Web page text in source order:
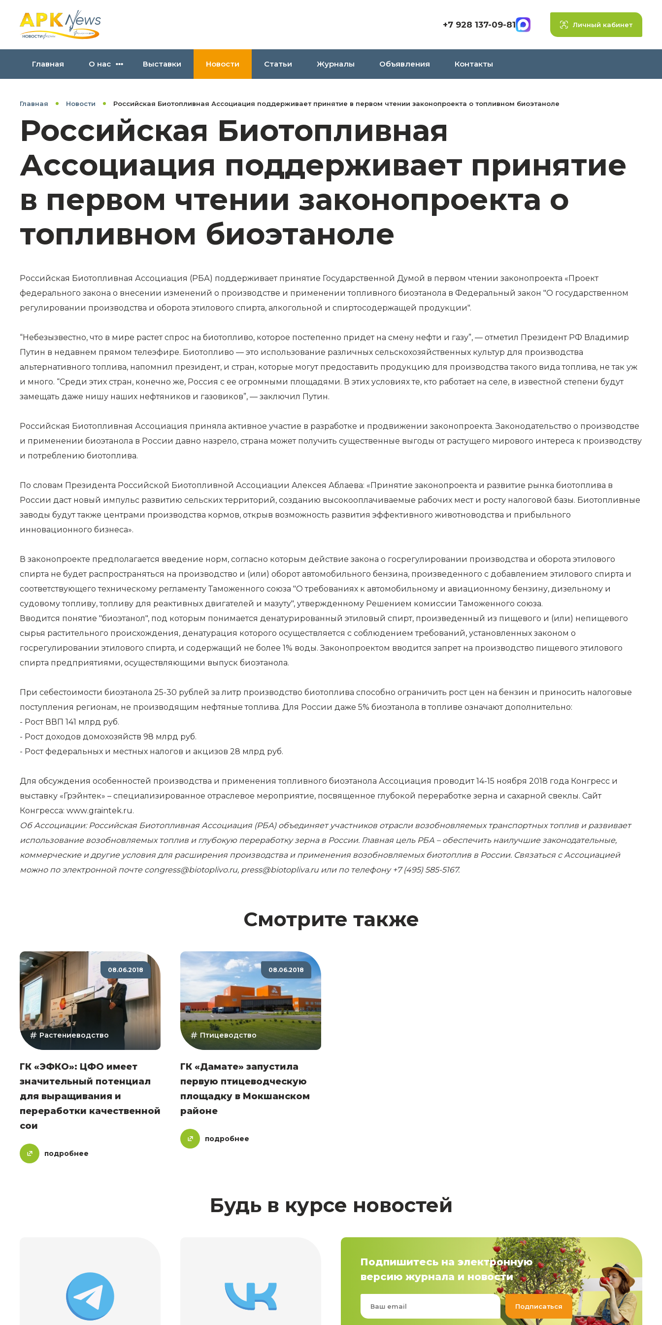
+7 928 137-09-81 Личный кабинет
Главная О нас Выставки Новости Статьи Журналы Объявления Контакты
Главная Новости Российская Биотопливная Ассоциация поддерживает принятие в первом чтении законопроекта о топливном биоэтаноле
Российская Биотопливная
Ассоциация поддерживает принятие
в первом чтении законопроекта о
топливном биоэтаноле
Российская Биотопливная Ассоциация (РБА) поддерживает принятие Государственной Думой в первом чтении законопроекта «Проект
федерального закона о внесении изменений о производстве и применении топливного биоэтанола в Федеральный закон "О государственном
регулировании производства и оборота этилового спирта, алкогольной и спиртосодержащей продукции".
“Небезызвестно, что в мире растет спрос на биотопливо, которое постепенно придет на смену нефти и газу”, — отметил Президент РФ Владимир
Путин в недавнем прямом телеэфире. Биотопливо — это использование различных сельскохозяйственных культур для производства
альтернативного топлива, напомнил президент, и стран, которые могут предоставить продукцию для производства такого вида топлива, не так уж
и много. “Среди этих стран, конечно же, Россия с ее огромными площадями. В этих условиях те, кто работает на селе, в известной степени будут
замещать даже нишу наших нефтяников и газовиков”, — заключил Путин.
Российская Биотопливная Ассоциация приняла активное участие в разработке и продвижении законопроекта. Законодательство о производстве
и применении биоэтанола в России давно назрело, страна может получить существенные выгоды от растущего мирового интереса к производству
и потреблению биотоплива.
По словам Президента Российской Биотопливной Ассоциации Алексея Аблаева: «Принятие законопроекта и развитие рынка биотоплива в
России даст новый импульс развитию сельских территорий, созданию высокооплачиваемые рабочих мест и росту налоговой базы. Биотопливные
заводы будут также центрами производства кормов, открыв возможность развития эффективного животноводства и прибыльного
инновационного бизнеса».
В законопроекте предполагается введение норм, согласно которым действие закона о госрегулировании производства и оборота этилового
спирта не будет распространяться на производство и (или) оборот автомобильного бензина, произведенного с добавлением этилового спирта и
соответствующего техническому регламенту Таможенного союза "О требованиях к автомобильному и авиационному бензину, дизельному и
судовому топливу, топливу для реактивных двигателей и мазуту", утвержденному Решением комиссии Таможенного союза.
Вводится понятие "биоэтанол", под которым понимается денатурированный этиловый спирт, произведенный из пищевого и (или) непищевого
сырья растительного происхождения, денатурация которого осуществляется с соблюдением требований, установленных законом о
госрегулировании этилового спирта, и содержащий не более 1% воды. Законопроектом вводится запрет на производство пищевого этилового
спирта предприятиями, осуществляющими выпуск биоэтанола.
При себестоимости биоэтанола 25-30 рублей за литр производство биотоплива способно ограничить рост цен на бензин и приносить налоговые
поступления регионам, не производящим нефтяные топлива. Для России даже 5% биоэтанола в топливе означают дополнительно:
- Рост ВВП 141 млрд руб.
- Рост доходов домохозяйств 98 млрд руб.
- Рост федеральных и местных налогов и акцизов 28 млрд руб.
Для обсуждения особенностей производства и применения топливного биоэтанола Ассоциация проводит14-15 ноября 2018 года Конгресс и
выставку «Грэйнтек» – специализированное отраслевое мероприятие, посвященное глубокой переработке зерна и сахарной свеклы. Сайт
Конгресса: www.graintek.ru.
Об Ассоциации: Российская Биотопливная Ассоциация (РБА)объединяет участников отрасли возобновляемых транспортных топлив и развивает
использование возобновляемых топлив и глубокую переработку зерна в России. Главная цель РБА – обеспечить наилучшие законодательные,
коммерческие и другие условия для расширения производства и применения возобновляемых биотоплив в России. Связаться с Ассоциацией
можно по электронной почте congress@biotoplivo.ru, press@biotopliva.ru или по телефону +7 (495) 585-5167.
Смотрите также
08.06.2018
Растениеводство
ГК «ЭФКО»: ЦФО имеет
значительный потенциал
для выращивания и
переработки качественной
сои
подробнее
08.06.2018
Птицеводство
ГК «Дамате» запустила
первую птицеводческую
площадку в Мокшанском
районе
подробнее
Будь в курсе новостей
Подпишитесь на электронную
версию журнала и новости